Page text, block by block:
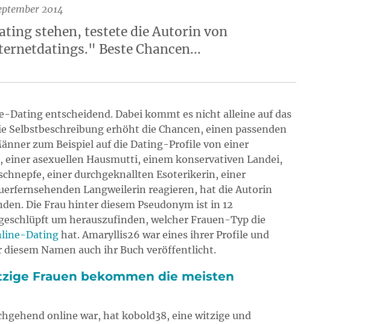
2014
stehen, testete die Autorin von
Beste Chancen...
Dating entscheidend. Dabei kommt es nicht alleine auf das
Selbstbeschreibung erhöht die Chancen, einen passenden
zum Beispiel auf die Dating-Profile von einer
einer asexuellen Hausmutti, einem konservativen Landei,
einer durchgeknallten Esoterikerin, einer
Langweilerin reagieren, hat die Autorin
Die Frau hinter diesem Pseudonym ist in 12
um herauszufinden, welcher Frauen-Typ die
Dating hat. Amaryllis26 war eines ihrer Profile und
Namen auch ihr Buch veröffentlicht.
Frauen bekommen die meisten
online war, hat kobold38, eine witzige und